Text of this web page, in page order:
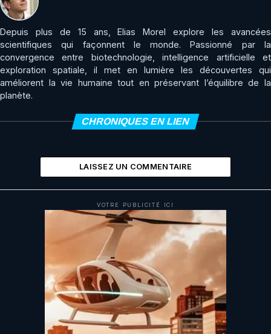
Depuis plus de 15 ans, Elias Morel explore les avancées
scientifiques qui façonnent le monde. Passionné par la
convergence entre biotechnologie, intelligence artificielle et
exploration spatiale, il met en lumière les découvertes qui
améliorent la vie humaine tout en préservant l’équilibre de la
planète.
CHRONIQUES EN LIEN
LAISSEZ UN COMMENTAIRE
VOTRE PUBLICITÉ ICI